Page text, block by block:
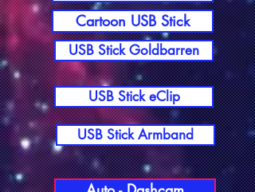
Cartoon USB Stick
USB Stick Goldbarren
USB Stick eClip
USB Stick Armband